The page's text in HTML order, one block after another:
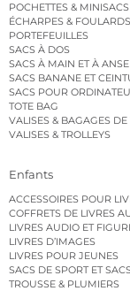
POCHETTES & MINISACS
ÉCHARPES & FOULARDS
PORTEFEUILLES
SACS À DOS
SACS À MAIN ET À ANSE
SACS BANANE ET
SACS POUR
TOTE BAG
VALISES & BAGAGES
VALISES & TROLLEYS
Enfants
ACCESSOIRES POUR
COFFRETS DE LIVRES
LIVRES AUDIO ET
LIVRES D’IMAGES
LIVRES POUR JEUNES
SACS DE SPORT ET
TROUSSE & PLUMIERS